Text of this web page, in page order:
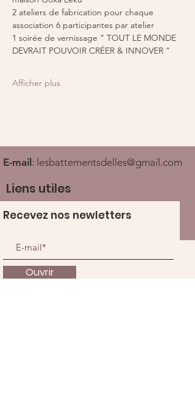
2 ateliers de fabrication pour chaque
association 6 participantes par atelier
1 soirée de vernissage “ TOUT LE MONDE
DEVRAIT POUVOIR CRÉER & INNOVER ”
Afficher plus
E-mail : lesbattementsdelles@gmail.com
Liens utiles
Recevez nos newletters
Ouvrir